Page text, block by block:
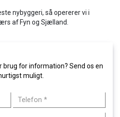
nybyggeri, så opererer vi i
af Fyn og Sjælland.
brug for information? Send os en
muligt.